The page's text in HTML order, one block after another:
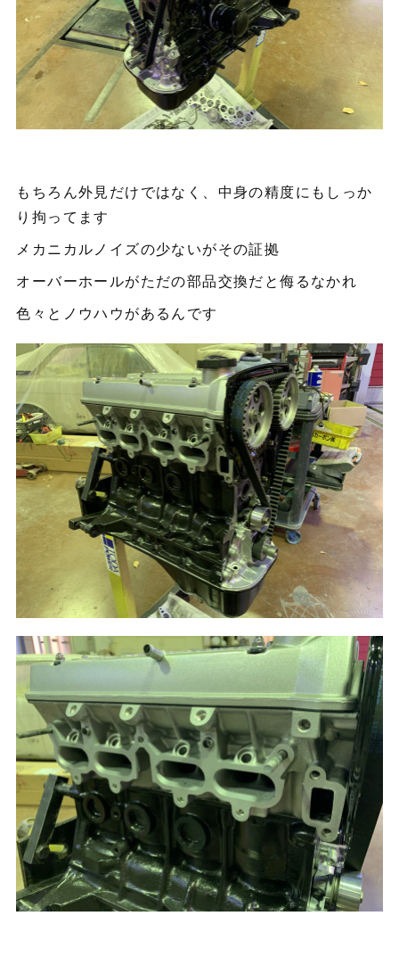
もちろん外見だけではなく、中身の精度にもしっか
り拘ってます
メカニカルノイズの少ないがその証拠
オーバーホールがただの部品交換だと侮るなかれ
色々とノウハウがあるんです